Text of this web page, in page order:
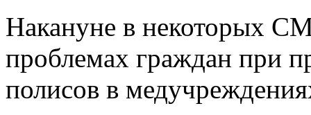
Накануне в некоторых
проблемах граждан при
полисов в